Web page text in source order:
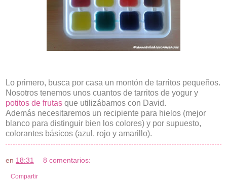
Lo primero, busca por casa un montón de tarritos pequeños.
Nosotros tenemos unos cuantos de tarritos de yogur y
potitos de frutas que utilizábamos con David.
Además necesitaremos un recipiente para hielos (mejor
blanco para distinguir bien los colores) y por supuesto,
colorantes básicos (azul, rojo y amarillo).
en 18:31 8 comentarios:
Compartir